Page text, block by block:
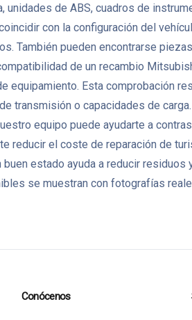
unidades de ABS, cuadros de
con la configuración del
También pueden encontrarse
de un recambio
equipamiento. Esta comprobación
transmisión o capacidades de
equipo puede ayudarte a
reducir el coste de reparación de
estado ayuda a reducir
se muestran con fotografías
Conócenos